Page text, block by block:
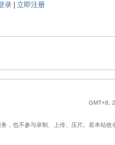
录| 立即注册
GMT+8,
也不参与录制、上传、压片。若本站